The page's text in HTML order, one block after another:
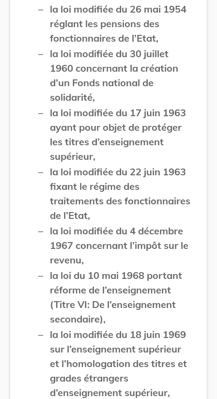
– la loi modifiée du 26 mai 1954
réglant les pensions des
fonctionnaires de l’Etat,
– la loi modifiée du 30 juillet
1960 concernant la création
d’un Fonds national de
solidarité,
– la loi modifiée du 17 juin 1963
ayant pour objet de protéger
les titres d’enseignement
supérieur,
– la loi modifiée du 22 juin 1963
fixant le régime des
traitements des fonctionnaires
de l’Etat,
– la loi modifiée du 4 décembre
1967 concernant l’impôt sur le
revenu,
– la loi du 10 mai 1968 portant
réforme de l’enseignement
(Titre VI: De l’enseignement
secondaire),
– la loi modifiée du 18 juin 1969
sur l’enseignement supérieur
et l’homologation des titres et
grades étrangers
d’enseignement supérieur,